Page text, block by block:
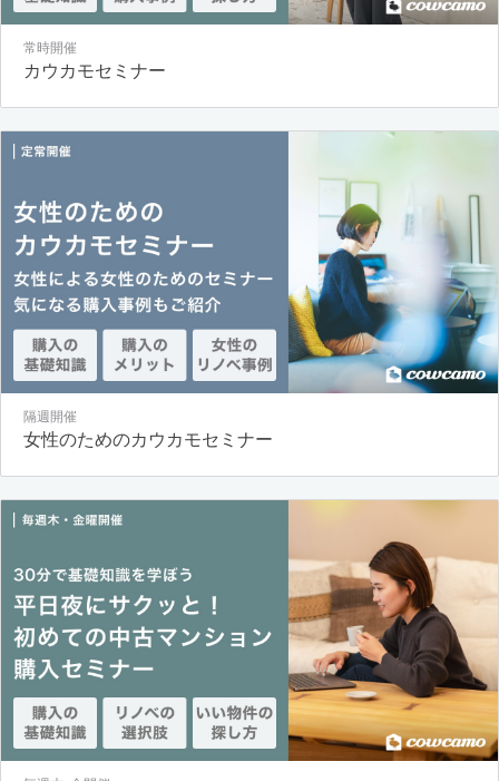
常時開催
カウカモセミナー
隔週開催
女性のためのカウカモセミナー